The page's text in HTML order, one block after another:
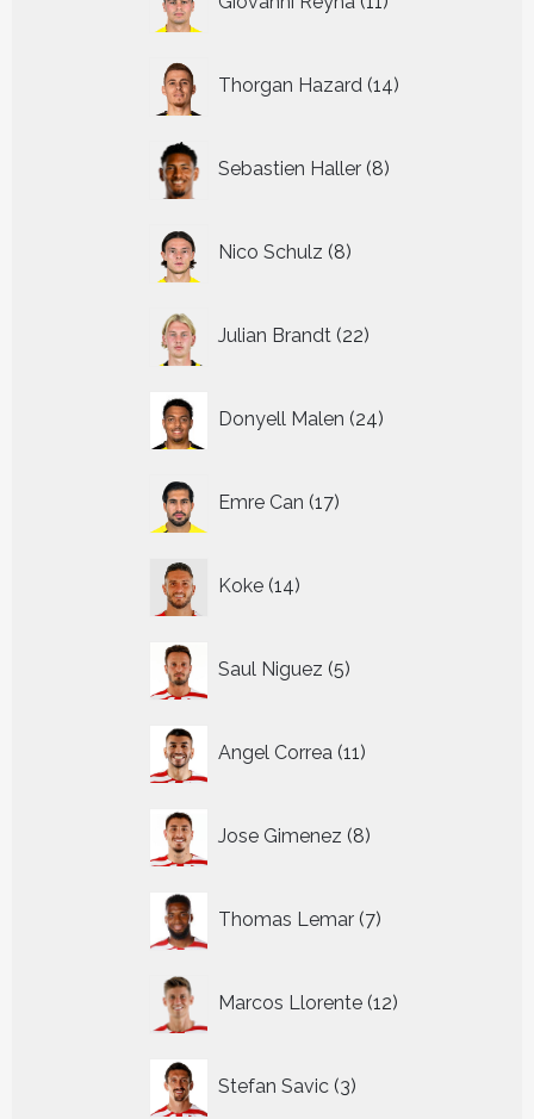
producten
Thorgan Hazard 14
producten
Sebastien Haller 8
producten
Nico Schulz 8
producten
Julian Brandt 22
producten
Donyell Malen 24
producten
Emre Can 17
producten
Koke 14
producten
Saul Niguez 5
producten
Angel Correa 11
producten
Jose Gimenez 8
producten
Thomas Lemar 7
producten
Marcos Llorente 12
producten
Stefan Savic 3
producten